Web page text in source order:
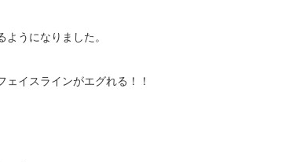
うになりました。
イスラインがエグれる！！